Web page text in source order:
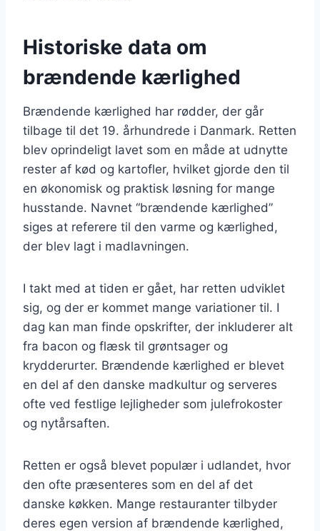
Historiske data om
brændende kærlighed
Brændende kærlighed har rødder, der går
tilbage til det 19. århundrede i Danmark. Retten
blev oprindeligt lavet som en måde at udnytte
rester af kød og kartofler, hvilket gjorde den til
en økonomisk og praktisk løsning for mange
husstande. Navnet “brændende kærlighed”
siges at referere til den varme og kærlighed,
der blev lagt i madlavningen.
I takt med at tiden er gået, har retten udviklet
sig, og der er kommet mange variationer til. I
dag kan man finde opskrifter, der inkluderer alt
fra bacon og flæsk til grøntsager og
krydderurter. Brændende kærlighed er blevet
en del af den danske madkultur og serveres
ofte ved festlige lejligheder som julefrokoster
og nytårsaften.
Retten er også blevet populær i udlandet, hvor
den ofte præsenteres som en del af det
danske køkken. Mange restauranter tilbyder
deres egen version af brændende kærlighed,